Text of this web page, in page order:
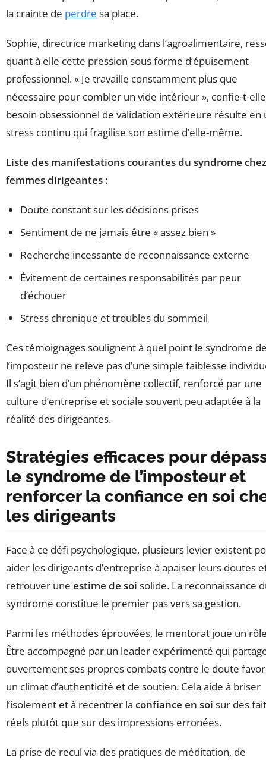
la crainte de perdre sa place.
Sophie, directrice marketing dans l’agroalimentaire,
quant à elle cette pression sous forme d’épuisement
professionnel. « Je travaille constamment plus que
nécessaire pour combler un vide intérieur », confie-t-
besoin obsessionnel de validation extérieure résulte en
stress continu qui fragilise son estime d’elle-même.
Liste des manifestations courantes du syndrome
femmes dirigeantes :
Doute constant sur les décisions prises
Sentiment de ne jamais être « assez bien »
Recherche incessante de reconnaissance externe
Évitement de certaines responsabilités par peur
d’échouer
Stress chronique et troubles du sommeil
Ces témoignages soulignent à quel point le syndrome
l’imposteur ne relève pas d’une simple faiblesse
Il s’agit bien d’un phénomène collectif, renforcé par une
culture d’entreprise et sociale souvent peu adaptée à la
réalité des dirigeantes.
Stratégies efficaces pour
le syndrome de l’imposteur et
renforcer la confiance en soi
les dirigeants
Face à ce défi psychologique, plusieurs levier existent
aider les dirigeants d’entreprise à apaiser leurs doutes
retrouver une estime de soi solide. La reconnaissance
syndrome constitue le premier pas vers sa gestion.
Parmi les méthodes éprouvées, le mentorat joue un
Être accompagné par un leader expérimenté qui
ouvertement ses propres combats contre le doute
un climat d’authenticité et de soutien. Cela aide à briser
l’isolement et à recentrer la confiance en soi sur des
réels plutôt que sur des impressions erronées.
La prise de recul via des pratiques de méditation, de